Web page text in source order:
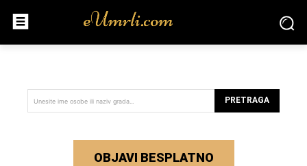
Unesite ime osobe ili naziv grada... PRETRAGA
OBJAVI BESPLATNO